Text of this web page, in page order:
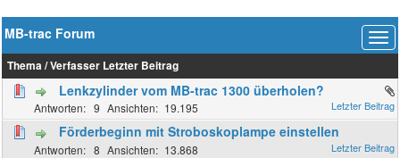
MB-trac Forum
Thema /Verfasser Letzter Beitrag
Lenkzylinder vom MB-trac 1300 überholen?
9 19.195
Förderbeginn mit Stroboskoplampe einstellen
8 13.868